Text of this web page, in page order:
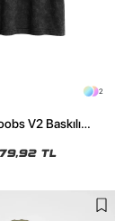
2
V2 Baskılı
TL